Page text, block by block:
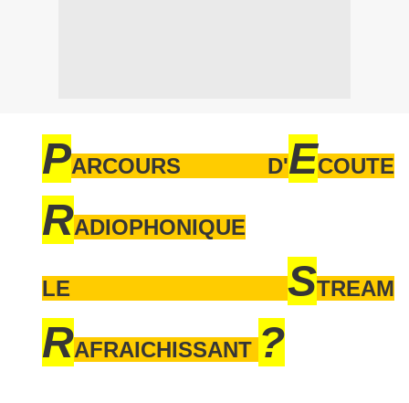
PARCOURS D'ECOUTE
RADIOPHONIQUE
LE STREAM
RAFRAICHISSANT ?